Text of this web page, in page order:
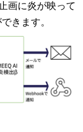
画に炎が映って
きます。